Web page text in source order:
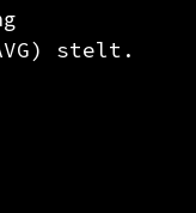
stelt.